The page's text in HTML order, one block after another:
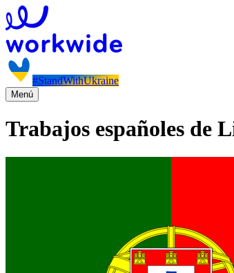
#StandWithUkraine
Menú
Trabajos españoles de